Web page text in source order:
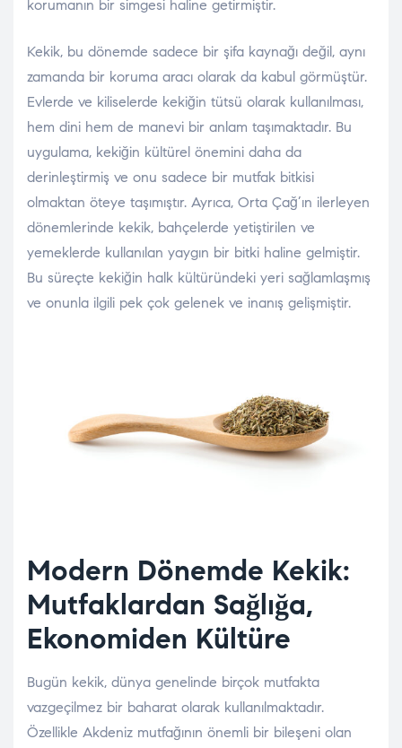
korumanın bir simgesi haline getirmiştir.
Kekik, bu dönemde sadece bir şifa kaynağı değil, aynı
zamanda bir koruma aracı olarak da kabul görmüştür.
Evlerde ve kiliselerde kekiğin tütsü olarak kullanılması,
hem dini hem de manevi bir anlam taşımaktadır. Bu
uygulama, kekiğin kültürel önemini daha da
derinleştirmiş ve onu sadece bir mutfak bitkisi
olmaktan öteye taşımıştır. Ayrıca, Orta Çağ’ın ilerleyen
dönemlerinde kekik, bahçelerde yetiştirilen ve
yemeklerde kullanılan yaygın bir bitki haline gelmiştir.
Bu süreçte kekiğin halk kültüründeki yeri sağlamlaşmış
ve onunla ilgili pek çok gelenek ve inanış gelişmiştir.
Modern Dönemde Kekik:
Mutfaklardan Sağlığa,
Ekonomiden Kültüre
Bugün kekik, dünya genelinde birçok mutfakta
vazgeçilmez bir baharat olarak kullanılmaktadır.
Özellikle Akdeniz mutfağının önemli bir bileşeni olan